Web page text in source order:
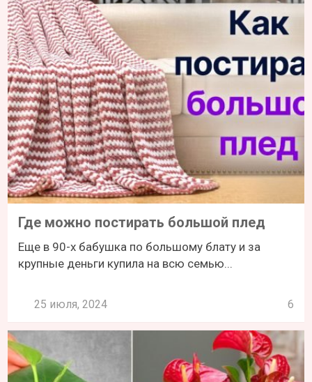
Где можно постирать большой плед
Еще в 90-х бабушка по большому блату и за
крупные деньги купила на всю семью...
25 июля, 2024 6